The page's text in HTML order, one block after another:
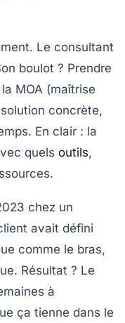
Le consultant
boulot ? Prendre
MOA (maîtrise
concrète,
En clair : la
quels outils,
chez un
avait défini
comme le bras,
Résultat ? Le
à
ça tienne dans le